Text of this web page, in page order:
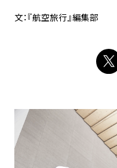
文：『航空旅行』編集部